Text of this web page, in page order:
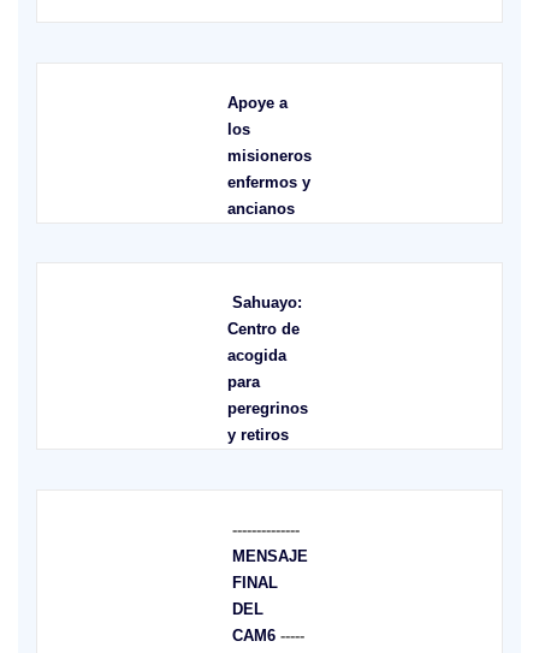
Apoye a
los
misioneros
enfermos y
ancianos
Sahuayo:
Centro de
acogida
para
peregrinos
y retiros
--------------
MENSAJE
FINAL
DEL
CAM6-----